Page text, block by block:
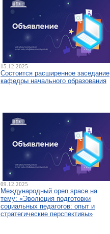
15.12.2025
Состоится расширенное заседание
кафедры начального образования
09.12.2025
Международный open space на
тему: «Эволюция подготовки
социальных педагогов: опыт и
стратегические перспективы»